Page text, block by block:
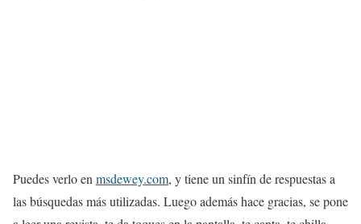
Puedes verlo enmsdewey.com, y tiene un sinfín de respuestas a
las búsquedas más utilizadas. Luego además hace gracias, se pone